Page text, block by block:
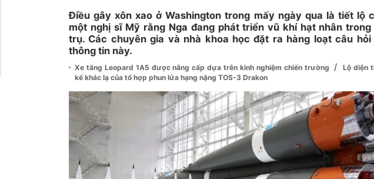
Điều gây xôn xao ở Washington trong mấy ngày qua là tiết lộ
một nghị sĩ Mỹ rằng Nga đang phát triển vũ khí hạt nhân trong
trụ. Các chuyên gia và nhà khoa học đặt ra hàng loạt câu hỏi
thông tin này.
Xe tăng Leopard 1A5 được nâng cấp dựa trên kinh nghiệm chiến trường /
Lộ diện
kế khác lạ của tổ hợp phun lửa hạng nặng TOS-3 Drakon